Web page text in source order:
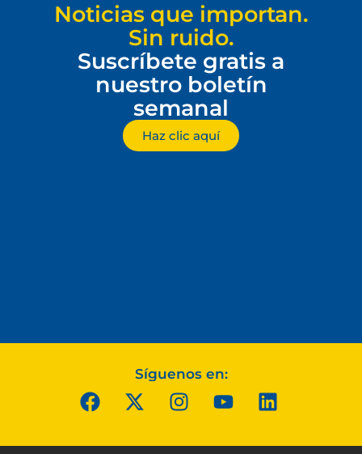
Noticias que importan.
Sin ruido.
Suscríbete gratis a
nuestro boletín
semanal
Haz clic aquí
Síguenos en: